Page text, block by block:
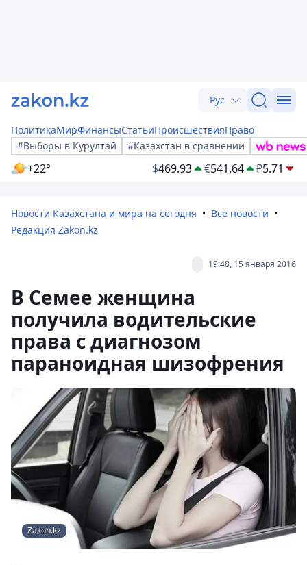
Рус
ПолитикаМирФинансыСтатьиПроисшествияПраво
#Выборы в Курултай
#Казахстан в сравнении
+22° $469.93 €541.64 ₽5.71
Новости Казахстана и мира на сегодня
Все новости
Редакция Zakon.kz
19:48, 15 января 2016
В Семее женщина
получила водительские
права с диагнозом
параноидная шизофрения
Zakon.kz